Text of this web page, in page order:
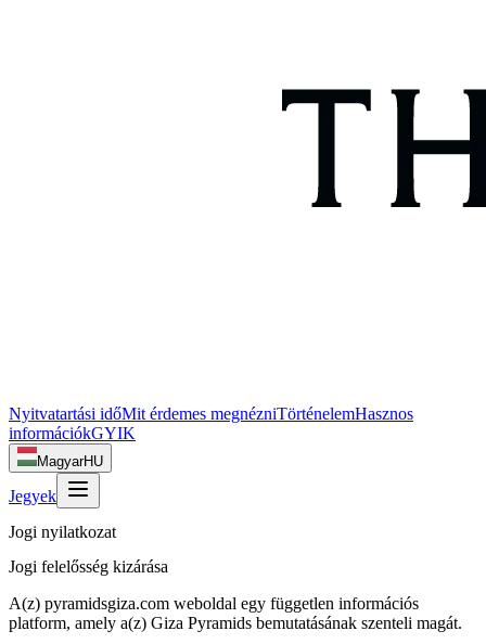
Nyitvatartási időMit érdemes megnézniTörténelemHasznos
információkGYIK
MagyarHU
Jegyek
Jogi nyilatkozat
Jogi felelősség kizárása
A(z) pyramidsgiza.com weboldal egy független információs
platform, amely a(z) Giza Pyramids bemutatásának szenteli magát.